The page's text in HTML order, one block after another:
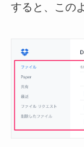
すると、この